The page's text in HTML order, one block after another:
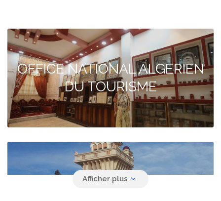
OFFICE NATIONAL ALGERIEN
DU TOURISME
Agence de voyage YACINE